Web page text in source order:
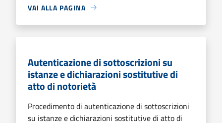
VAI ALLA PAGINA
Autenticazione di sottoscrizioni su
istanze e dichiarazioni sostitutive di
atto di notorietà
Procedimento di autenticazione di sottoscrizioni
su istanze e dichiarazioni sostitutive di atto di